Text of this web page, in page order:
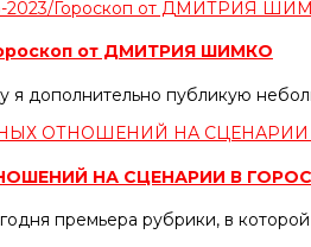
от ДМИТРИЯ ШИМКО
я дополнительно публикую
НА СЦЕНАРИИ В
премьера рубрики, в